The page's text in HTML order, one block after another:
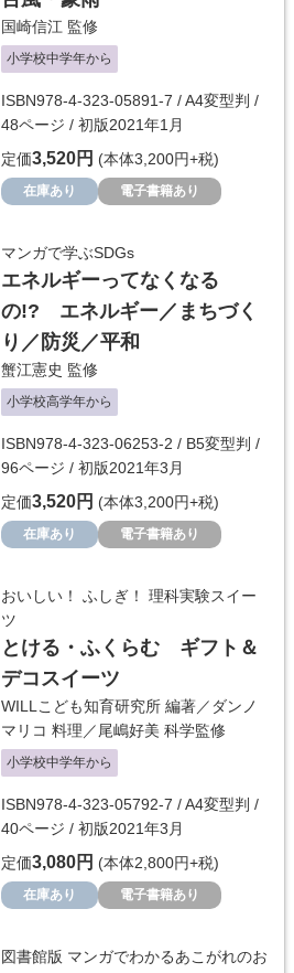
国崎信江 監修
小学校中学年から
ISBN978-4-323-05891-7 / A4変型判 /
48ページ / 初版2021年1月
定価3,520円 (本体3,200円+税)
在庫あり 電子書籍あり
マンガで学ぶSDGs
エネルギーってなくなる
の!? エネルギー／まちづく
り／防災／平和
蟹江憲史 監修
小学校高学年から
ISBN978-4-323-06253-2 / B5変型判 /
96ページ / 初版2021年3月
定価3,520円 (本体3,200円+税)
在庫あり 電子書籍あり
おいしい！ ふしぎ！ 理科実験スイー
ツ
とける・ふくらむ ギフト＆
デコスイーツ
WILLこども知育研究所 編著／ ダンノ
マリコ 料理／尾嶋好美 科学監修
小学校中学年から
ISBN978-4-323-05792-7 / A4変型判 /
40ページ / 初版2021年3月
定価3,080円 (本体2,800円+税)
在庫あり 電子書籍あり
図書館版 マンガでわかるあこがれのお